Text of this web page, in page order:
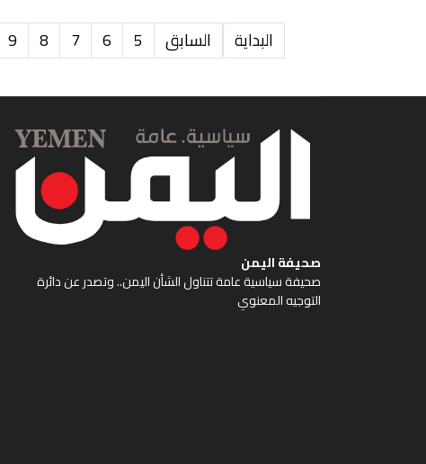
البداية السابق 5
6
7
8
9
صحيفة اليمن
صحيفة سياسية عامة تتناول الشأن اليمن.. وتصدر عن دائرة
التوجيه المعنوي